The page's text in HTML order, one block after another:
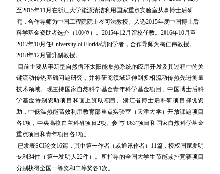
至2015年11月在浙江大学能源清洁利用国家重点实验室从事博士后研
究，合作导师为中国工程院院士岑可法教授。入选2015年度中国博士后
科学基金资助者选介（100位）。2015年12月留校任教。2016年10月至
2017年10月任University of Florida访问学者，合作导师为梅仁伟教授。
2018年12月晋升副教授。
目前主要从事新型自然循环太阳能集热系统的应用开发及其过程中的关
键流动传热基础问题研究，并将研究领域延伸到多相流动传热先进测量
技术领域。现主持国家自然科学基金青年科学基金项目、中国博士后科
学基金特别资助项目和面上资助项目、浙江省博士后科研项目择优资
助，中低温热能高效利用教育部重点实验室（天津大学）开放课题项目
各1项，中央高校自主科研项目2项。参与“863”项目和国家自然科学基金
重点项目和青年项目各1项。
已发表SCI论文16篇，其中第一作者（或通讯作者）11篇，授权国家发明
专利34件（第一发明人22件）。所指导的全国大学生节能减排竞赛项目
分别获得全国一等奖和二等奖各1次。